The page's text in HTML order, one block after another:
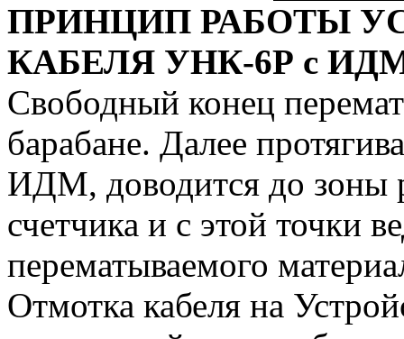
ПРИНЦИП РАБОТЫ
КАБЕЛЯ УНК-6Р с
Свободный конец
барабане. Далее
ИДМ, доводится до зоны
счетчика и с этой точки
перематываемого
Отмотка кабеля на